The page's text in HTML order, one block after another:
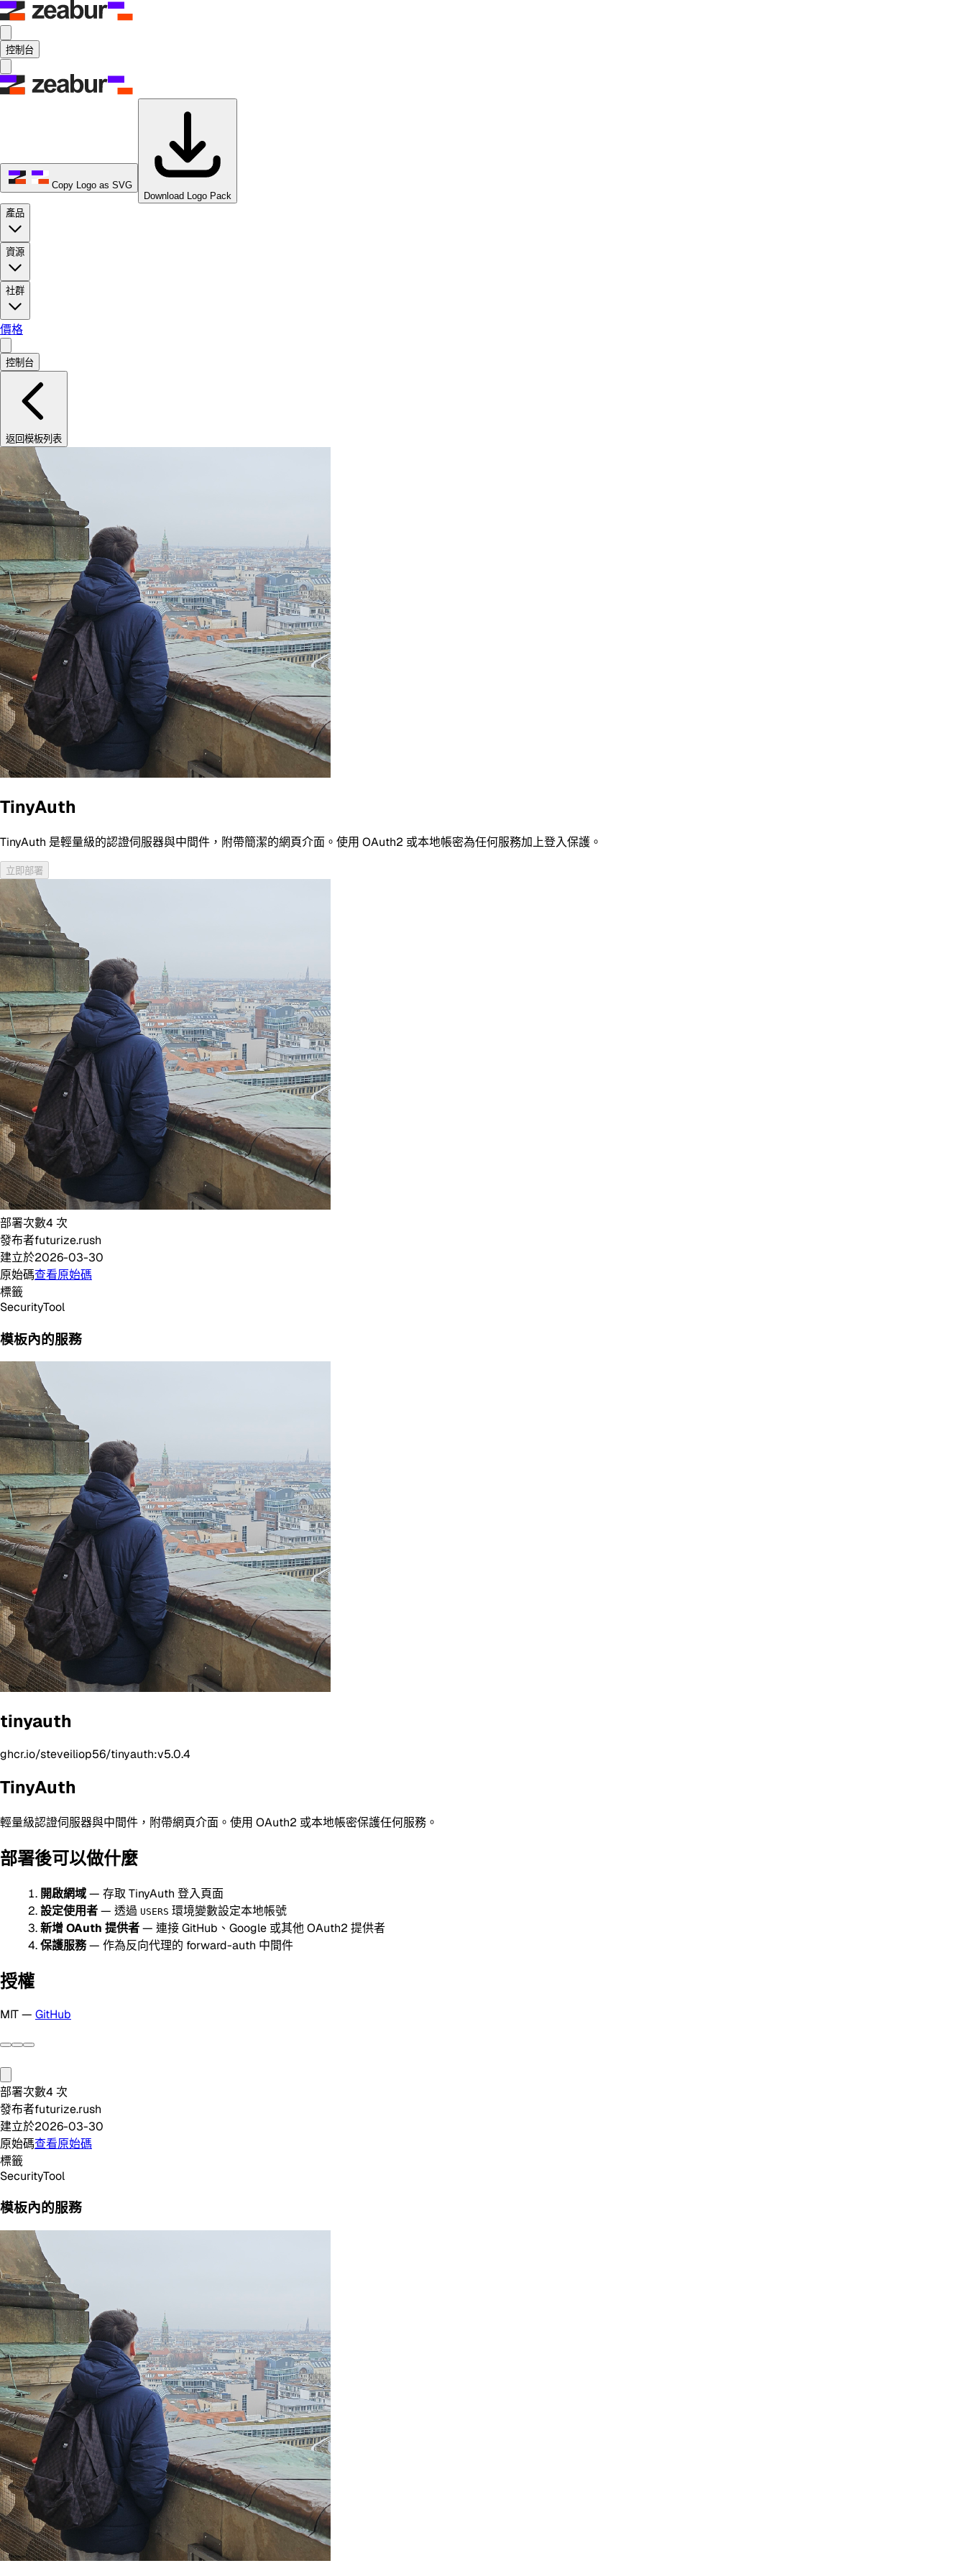
控制台
Copy Logo as SVG
Download Logo Pack
產品
資源
社群
價格
控制台
返回模板列表
TinyAuth
TinyAuth 是輕量級的認證伺服器與中間件，附帶簡潔的網頁介面。使用 OAuth2 或本地帳密為任何服務加上登入保護。
立即部署
部署次數4 次
發布者futurize.rush
建立於2026-03-30
原始碼查看原始碼
標籤
SecurityTool
模板內的服務
tinyauth
ghcr.io/steveiliop56/tinyauth:v5.0.4
TinyAuth
輕量級認證伺服器與中間件，附帶網頁介面。使用 OAuth2 或本地帳密保護任何服務。
部署後可以做什麼
開啟網域— 存取 TinyAuth 登入頁面
設定使用者— 透過 USERS 環境變數設定本地帳號
新增 OAuth 提供者— 連接 GitHub、Google 或其他 OAuth2 提供者
保護服務— 作為反向代理的 forward-auth 中間件
授權
MIT — GitHub
部署次數4 次
發布者futurize.rush
建立於2026-03-30
原始碼查看原始碼
標籤
SecurityTool
模板內的服務